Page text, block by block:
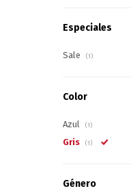
Especiales
Sale (1)
Color
Azul (1)
Gris (1)
Género